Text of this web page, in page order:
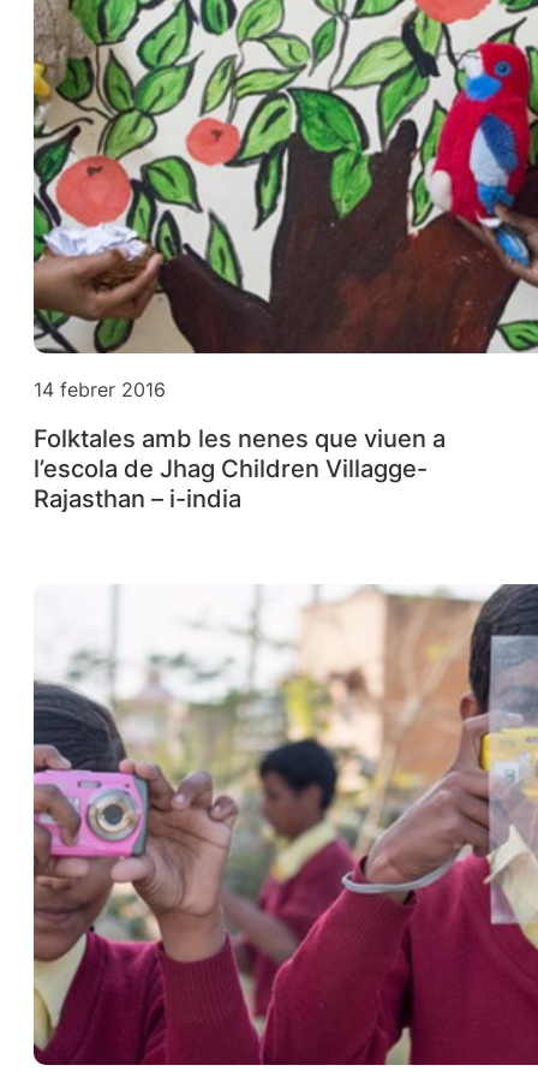
14 febrer 2016
Folktales amb les nenes que viuen a
l’escola de Jhag Children Villagge-
Rajasthan – i-india